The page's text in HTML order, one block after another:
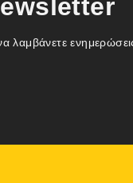
λαμβάνετε